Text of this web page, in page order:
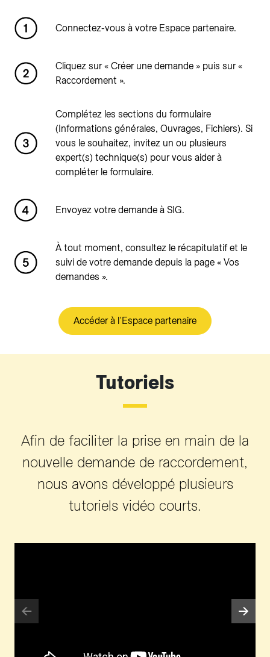
Connectez-vous à votre Espace partenaire.
Cliquez sur « Créer une demande » puis sur «
Raccordement ».
Complétez les sections du formulaire
(Informations générales, Ouvrages, Fichiers). Si
vous le souhaitez, invitez un ou plusieurs
expert(s) technique(s) pour vous aider à
compléter le formulaire.
Envoyez votre demande à SIG.
À tout moment, consultez le récapitulatif et le
suivi de votre demande depuis la page « Vos
demandes ».
Accéder à l’Espace partenaire
Tutoriels
Afin de faciliter la prise en main de la
nouvelle demande de raccordement,
nous avons développé plusieurs
tutoriels vidéo courts.